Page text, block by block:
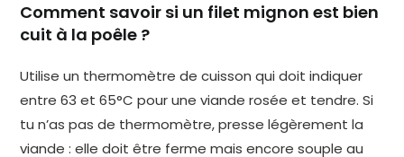
Comment savoir si un filet mignon est bien
cuit à la poêle ?
Utilise un thermomètre de cuisson qui doit indiquer
entre 63 et 65°C pour une viande rosée et tendre. Si
tu n’as pas de thermomètre, presse légèrement la
viande : elle doit être ferme mais encore souple au